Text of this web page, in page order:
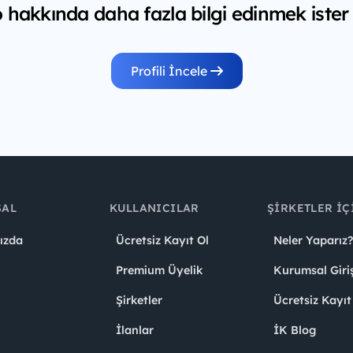
hakkında daha fazla bilgi edinmek ister
Profili İncele
KULLANICILAR
Ücretsiz Kayıt Ol
Premium Üyelik
Şirketler
İlanlar
ŞIRKETLER
Neler Yaparız?
Kurumsal
Ücretsiz
İK Blog